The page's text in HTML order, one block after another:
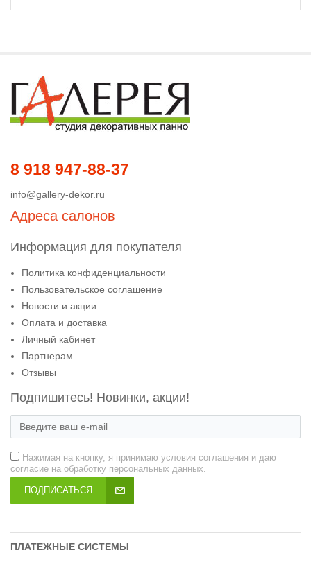
8 918 947-88-37
info@gallery-dekor.ru
Адреса салонов
Информация для покупателя
Политика конфиденциальности
Пользовательское соглашение
Новости и акции
Оплата и доставка
Личный кабинет
Партнерам
Отзывы
Подпишитесь! Новинки, акции!
Нажимая на кнопку, я принимаю условия соглашения и даю
согласие на обработку персональных данных.
ПОДПИСАТЬСЯ
ПЛАТЕЖНЫЕ СИСТЕМЫ